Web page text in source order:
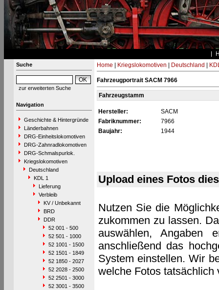
Suche
zur erweiterten Suche
Navigation
Geschichte & Hintergründe
Länderbahnen
DRG-Einheitslokomotiven
DRG-Zahnradlokomotiven
DRG-Schmalspurlok.
Kriegslokomotiven
Deutschland
KDL 1
Lieferung
Verbleib
KV / Unbekannt
BRD
DDR
52 001 - 500
52 501 - 1000
52 1001 - 1500
52 1501 - 1849
52 1850 - 2027
52 2028 - 2500
52 2501 - 3000
52 3001 - 3500
Home Kriegslokomotiven Deutschland
Fahrzeugportrait SACM 7966
Fahrzeugstamm
Hersteller:
SACM
Fabriknummer:
7966
Baujahr:
1944
Upload eines Fotos
Nutzen Sie die
zukommen zu lassen.
auswählen, Angaben
anschließend das
System einstellen. Wir
welche Fotos tatsächlich